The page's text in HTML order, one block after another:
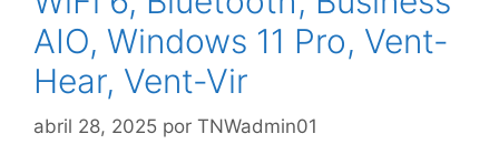
AIO, Windows 11 Pro, Vent-
Hear, Vent-Vir
abril 28, 2025 por TNWadmin01